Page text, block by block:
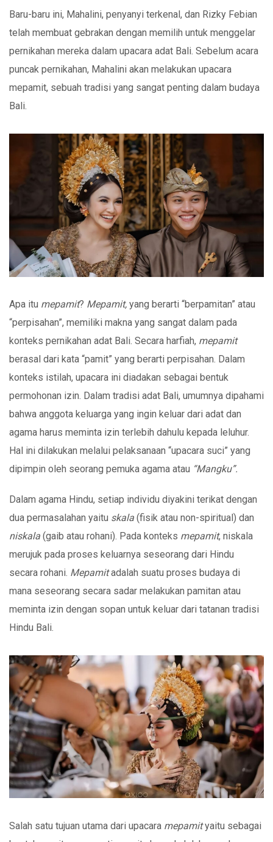
Baru-baru ini, Mahalini, penyanyi terkenal, dan Rizky Febian
telah membuat gebrakan dengan memilih untuk menggelar
pernikahan mereka dalam upacara adat Bali. Sebelum acara
puncak pernikahan, Mahalini akan melakukan upacara
mepamit, sebuah tradisi yang sangat penting dalam budaya
Bali.
Apa itu mepamit? Mepamit, yang berarti “berpamitan” atau
“perpisahan”, memiliki makna yang sangat dalam pada
konteks pernikahan adat Bali. Secara harfiah, mepamit
berasal dari kata “pamit” yang berarti perpisahan. Dalam
konteks istilah, upacara ini diadakan sebagai bentuk
permohonan izin. Dalam tradisi adat Bali, umumnya dipahami
bahwa anggota keluarga yang ingin keluar dari adat dan
agama harus meminta izin terlebih dahulu kepada leluhur.
Hal ini dilakukan melalui pelaksanaan “upacara suci” yang
dipimpin oleh seorang pemuka agama atau “Mangku”.
Dalam agama Hindu, setiap individu diyakini terikat dengan
dua permasalahan yaitu skala (fisik atau non-spiritual) dan
niskala (gaib atau rohani). Pada konteks mepamit, niskala
merujuk pada proses keluarnya seseorang dari Hindu
secara rohani. Mepamitadalah suatu proses budaya di
mana seseorang secara sadar melakukan pamitan atau
meminta izin dengan sopan untuk keluar dari tatanan tradisi
Hindu Bali.
Salah satu tujuan utama dari upacara mepamityaitu sebagai